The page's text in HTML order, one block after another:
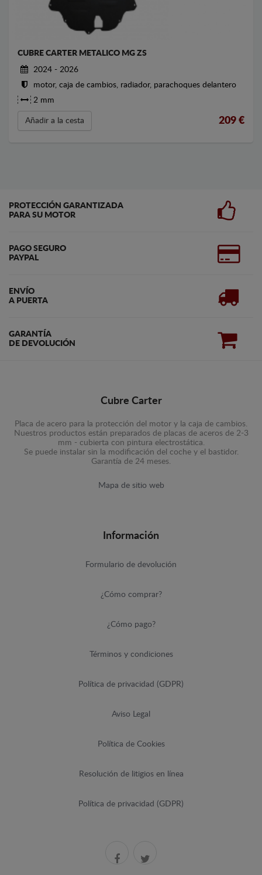
CUBRE CARTER METALICO MG ZS
2024 - 2026
motor, caja de cambios, radiador, parachoques delantero
2 mm
Añadir a la cesta 209 €
PROTECCIÓN GARANTIZADA
PARA SU MOTOR
PAGO SEGURO
PAYPAL
ENVÍO
A PUERTA
GARANTÍA
DE DEVOLUCIÓN
Cubre Carter
Placa de acero para la protección del motor y la caja de cambios.
Nuestros productos están preparados de placas de aceros de 2-3
mm - cubierta con pintura electrostática.
Se puede instalar sin la modificación del coche y el bastidor.
Garantía de 24 meses.
Mapa de sitio web
Información
Formulario de devolución
¿Cómo comprar?
¿Cómo pago?
Términos y condiciones
Política de privacidad (GDPR)
Aviso Legal
Política de Cookies
Resolución de litigios en línea
Política de privacidad (GDPR)